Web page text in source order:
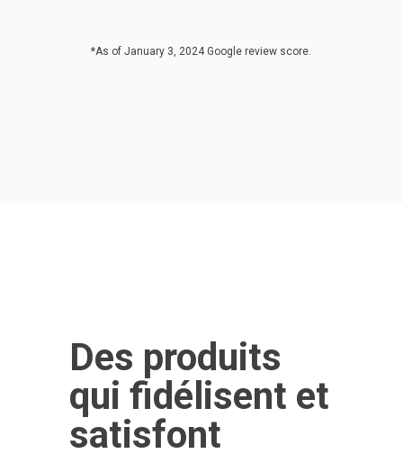
*As of January 3, 2024 Google review score.
Des produits
qui fidélisent et
satisfont